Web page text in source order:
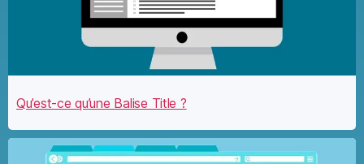
Qu’est-ce qu’une Balise Title ?